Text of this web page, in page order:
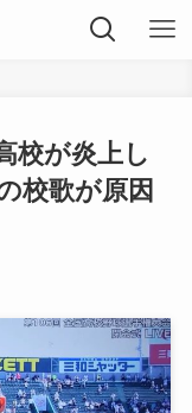
校が炎上し
校歌が原因